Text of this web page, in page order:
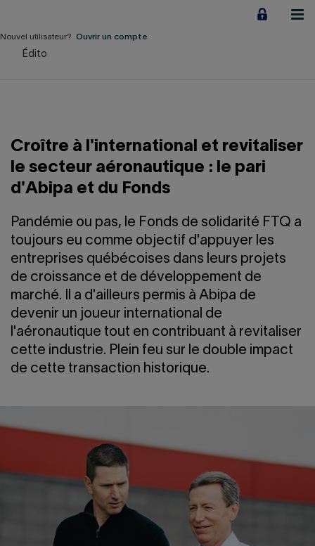
contenu
Notre Impact
À propos
LIENS RAPIDES
Accueil Carrière
Nous joindre Salle de presse
English
Nouvel utilisateur? Ouvrir un compte
Édito
Croître à l'international et revitaliser
le secteur aéronautique : le pari
d'Abipa et du Fonds
Pandémie ou pas, le Fonds de solidarité FTQ a
toujours eu comme objectif d'appuyer les
entreprises québécoises dans leurs projets
de croissance et de développement de
marché. Il a d'ailleurs permis à Abipa de
devenir un joueur international de
l'aéronautique tout en contribuant à revitaliser
cette industrie. Plein feu sur le double impact
de cette transaction historique.